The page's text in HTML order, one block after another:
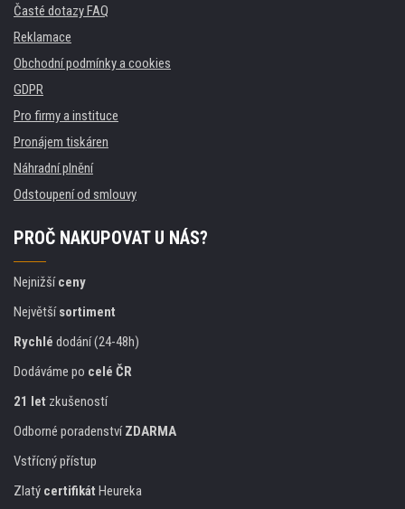
Časté dotazy FAQ
Reklamace
Obchodní podmínky a cookies
GDPR
Pro firmy a instituce
Pronájem tiskáren
Náhradní plnění
Odstoupení od smlouvy
PROČ NAKUPOVAT U NÁS?
Nejnižšíceny
Největšísortiment
Rychlé dodání (24-48h)
Dodáváme po celé ČR
21 let zkušeností
Odborné poradenstvíZDARMA
Vstřícný přístup
Zlatý certifikát Heureka